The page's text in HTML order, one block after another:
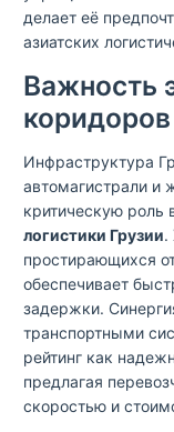
делает её
азиатских
Важность
коридоров
Инфраструктура
автомагистрали и
критическую роль
логистики Грузии.
простирающихся
обеспечивает
задержки.
транспортными
рейтинг как
предлагая
скоростью и